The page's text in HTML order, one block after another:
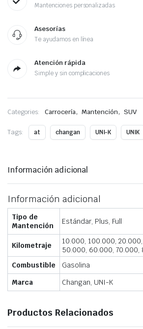
Mantenciones personalizadas
Asesorías
Te ayudamos en línea
Atención rápida
Simple y sin complicaciones
Categories: Carrocería, Mantención, SUV
Tags: at changan UNI-K UNIK
Información adicional
Información adicional
Tipo de
Mantención
Estándar, Plus, Full
Kilometraje
10.000, 100.000,
50.000, 60.000, 70.000,
Combustible
Gasolina
Marca
Changan, UNI-K
Productos Relacionados